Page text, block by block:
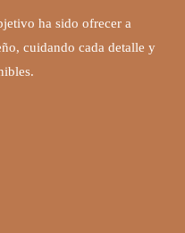
ha sido ofrecer a
cuidando cada detalle y